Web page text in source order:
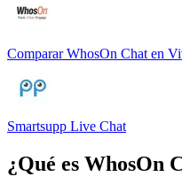
Comparar WhosOn Chat en
Smartsupp Live Chat
¿Qué es WhosOn